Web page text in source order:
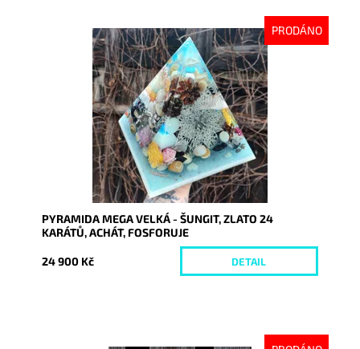
PRODÁNO
Dostupnost:
Vyprodáno
8363
PYRAMIDA MEGA VELKÁ - ŠUNGIT, ZLATO 24
KARÁTŮ, ACHÁT, FOSFORUJE
24 900 Kč DETAIL